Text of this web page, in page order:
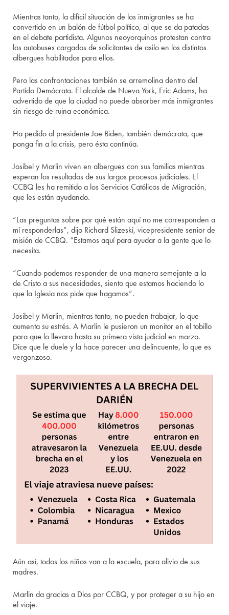
Mientras tanto, la difícil situación de los inmigrantes se ha
convertido en un balón de fútbol político, al que se da patadas
en el debate partidista. Algunos neoyorquinos protestan contra
los autobuses cargados de solicitantes de asilo en los distintos
albergues habilitados para ellos.
Pero las confrontaciones también se arremolina dentro del
Partido Demócrata. El alcalde de Nueva York, Eric Adams, ha
advertido de que la ciudad no puede absorber más inmigrantes
sin riesgo de ruina económica.
Ha pedido al presidente Joe Biden, también demócrata, que
ponga fin a la crisis, pero ésta continúa.
Josibel y Marlin viven en albergues con sus familias mientras
esperan los resultados de sus largos procesos judiciales. El
CCBQ les ha remitido a los Servicios Católicos de Migración,
que les están ayudando.
“Las preguntas sobre por qué están aquí no me corresponden a
mí responderlas”, dijo Richard Slizeski, vicepresidente senior de
misión de CCBQ. “Estamos aquí para ayudar a la gente que lo
necesita.
“Cuando podemos responder de una manera semejante a la
de Cristo a sus necesidades, siento que estamos haciendo lo
que la Iglesia nos pide que hagamos”.
Josibel y Marlin, mientras tanto, no pueden trabajar, lo que
aumenta su estrés. A Marlin le pusieron un monitor en el tobillo
para que lo llevara hasta su primera vista judicial en marzo.
Dice que le duele y la hace parecer una delincuente, lo que es
vergonzoso.
Aún así, todos los niños van a la escuela, para alivio de sus
madres.
Marlin da gracias a Dios por CCBQ, y por proteger a su hijo en
el viaje.